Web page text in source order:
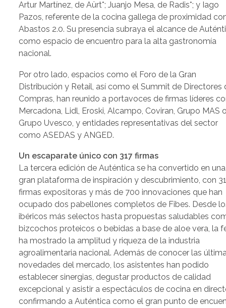
Artur Martínez, de Aürt*; Juanjo Mesa, de Radis*; y Iago
Pazos, referente de la cocina gallega de proximidad
Abastos 2.0. Su presencia subraya el alcance de
como espacio de encuentro para la alta gastronomía
nacional.
Por otro lado, espacios como el Foro de la Gran
Distribución y Retail, así como el Summit de Directores
Compras, han reunido a portavoces de firmas líderes
Mercadona, Lidl, Eroski, Alcampo, Coviran, Grupo MAS
Grupo Uvesco, y entidades representativas del sector
como ASEDAS y ANGED.
Un escaparate único con 317 firmas
La tercera edición de Auténtica se ha convertido en una
gran plataforma de inspiración y descubrimiento, con
firmas expositoras y más de 700 innovaciones que han
ocupado dos pabellones completos de Fibes. Desde
ibéricos más selectos hasta propuestas saludables
bizcochos proteicos o bebidas a base de aloe vera, la
ha mostrado la amplitud y riqueza de la industria
agroalimentaria nacional. Además de conocer las
novedades del mercado, los asistentes han podido
establecer sinergias, degustar productos de calidad
excepcional y asistir a espectáculos de cocina en
confirmando a Auténtica como el gran punto de